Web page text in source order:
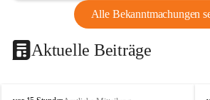
Alle Bekanntmachungen
Aktuelle Beiträge